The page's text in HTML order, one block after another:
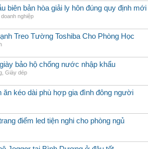
biên bản hòa giải ly hôn đúng quy định mới
nghiệp
Treo Tường Toshiba Cho Phòng Học
bảo hộ chống nước nhập khẩu
Giày dép
ăn kéo dài phù hợp gia đình đông người
điểm led tiện nghi cho phòng ngủ